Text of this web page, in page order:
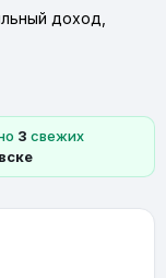
доход,
3 свежих